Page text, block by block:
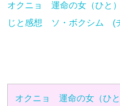
オクニョ 運命の女（ひ
じと感想 ソ・ボクシム (
オクニョ 運命の女（ひ